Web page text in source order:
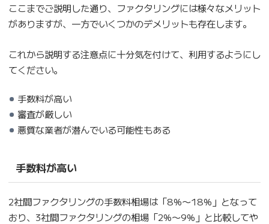
ここまでご説明した通り、ファクタリングには様々なメリット
がありますが、一方でいくつかのデメリットも存在します。
これから説明する注意点に十分気を付けて、利用するようにし
てください。
手数料が高い
審査が厳しい
悪質な業者が潜んでいる可能性もある
手数料が高い
2社間ファクタリングの手数料相場は「8%〜18%」となって
おり、3社間ファクタリングの相場「2%〜9%」と比較してや